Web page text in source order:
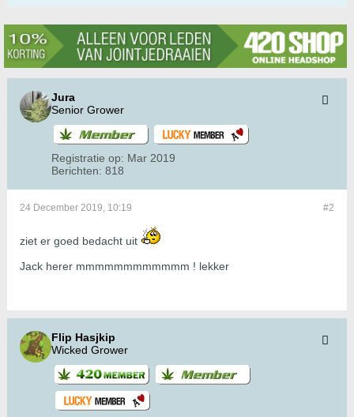
Jura
Senior Grower
Registratie op: Mar 2019
Berichten: 818
#2
24 December 2019, 10:19
ziet er goed bedacht uit
Jack herer mmmmmmmmmmmm ! lekker
Flip Hasjkip
Wicked Grower